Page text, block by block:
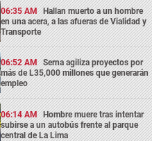
06:35 AM Hallan muerto a un hombre
en una acera, a las afueras de Vialidad y
Transporte
06:52 AM Serna agiliza proyectos por
más de L35,000 millones que generarán
empleo
06:14 AM Hombre muere tras intentar
subirse a un autobús frente al parque
central de La Lima